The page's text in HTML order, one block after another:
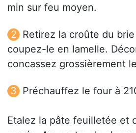
min sur feu moyen.
Retirez la croûte du
coupez-le en lamelle.
concassez grossièrement
Préchauffez le four à
Etalez la pâte feuilletée et